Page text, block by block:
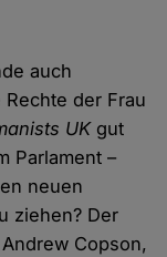
auch
der Frau
UKgut
Parlament –
neuen
ziehen? Der
Copson,